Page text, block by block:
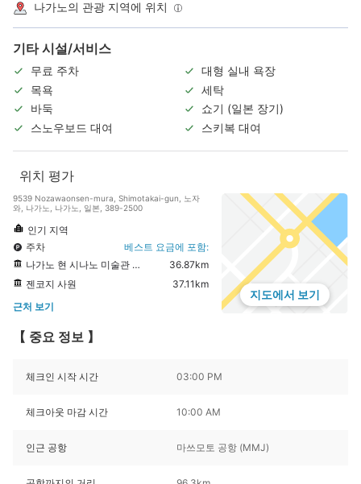
나가노의 관광 지역에 위치
기타 시설/서비스
무료 주차
대형 실내 욕장
목욕
세탁
바둑
쇼기 (일본 장기)
스노우보드 대여
스키복 대여
위치 평가
9539 Nozawaonsen-mura, Shimotakai-gun, 노자
와, 나가노, 나가노, 일본, 389-2500
인기 지역
주차
베스트 요금에 포함:
나가노 현 시나노 미술관 히가시야마 카이이 갤러리
36.87km
젠코지 사원
37.11km
근처 보기
지도에서 보기
【 중요 정보 】
체크인 시작 시간 03:00 PM
체크아웃 마감 시간 10:00 AM
인근 공항 마쓰모토 공항 (MMJ)